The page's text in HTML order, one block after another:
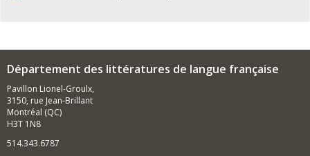
Département des littératures de langue française
Pavillon Lionel-Groulx,
3150, rue Jean-Brillant
Montréal (QC)
H3T 1N8
514.343.6787